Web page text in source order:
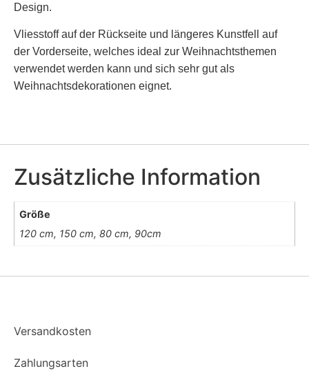
werden
Design.
Vliesstoff auf der Rückseite und längeres Kunstfell auf
der Vorderseite, welches ideal zur Weihnachtsthemen
verwendet werden kann und sich sehr gut als
Weihnachtsdekorationen eignet.
Zusätzliche Information
Größe
120 cm, 150 cm, 80 cm, 90cm
Versandkosten
Zahlungsarten